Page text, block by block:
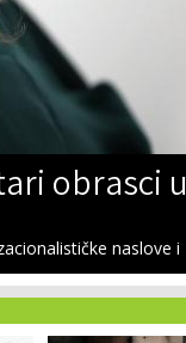
obrasci u
naslove i